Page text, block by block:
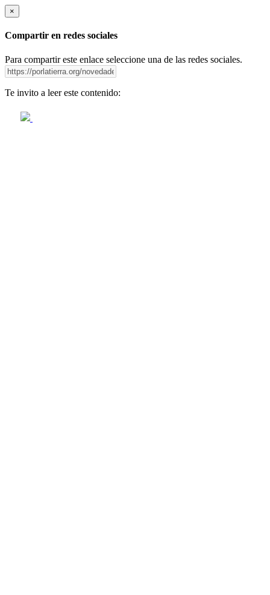
×
Compartir en redes sociales
Para compartir este enlace seleccione una de las redes sociales.
Te invito a leer este contenido: